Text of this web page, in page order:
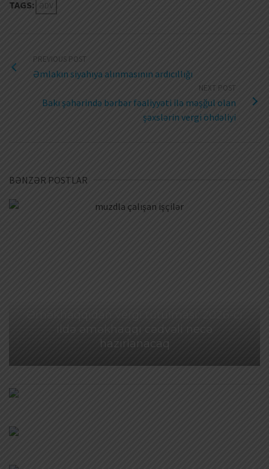
TAGS: ƏDV
PREVIOUS POST
Əmlakın siyahıya alınmasının ardıcıllığı
NEXT POST
Bakı şəhərində bərbər fəaliyyəti ilə məşğul olan
şəxslərin vergi öhdəliyi
BƏNZƏR POSTLAR
hazırlanacaq